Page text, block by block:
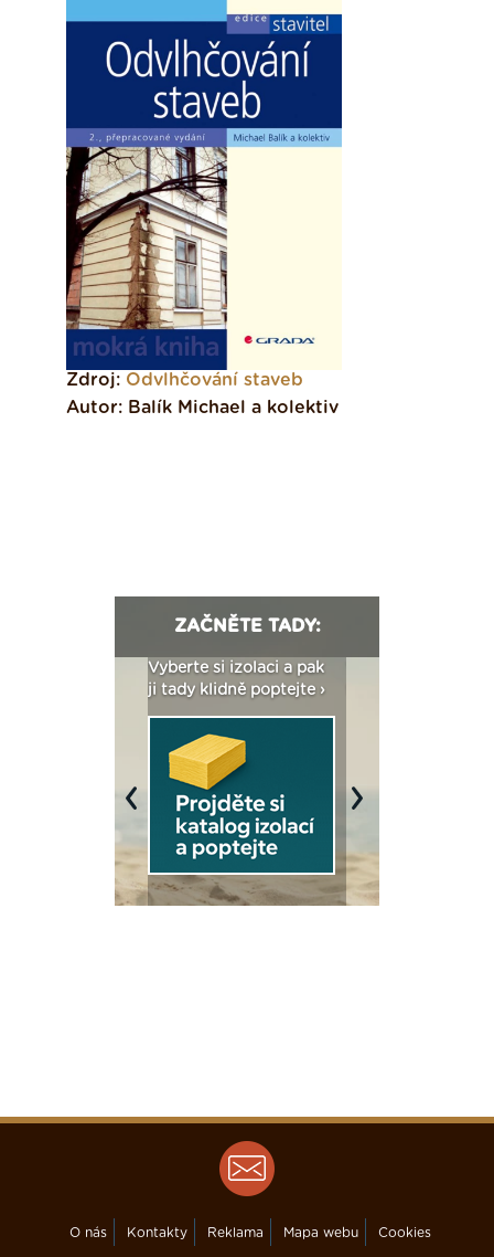
Zdroj: Odvlhčování staveb
Autor: Balík Michael a kolektiv
ZAČNĚTE TADY:
Vyberte si izolaci a pak
ji tady klidně poptejte ›
Previous Next
O nás Kontakty Reklama Mapa webu Cookies